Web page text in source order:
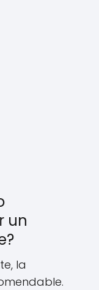
un
la